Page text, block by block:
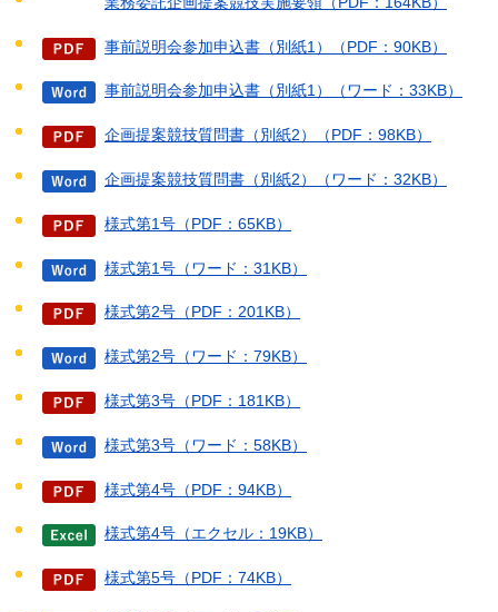
事前説明会参加申込書（別紙1）（PDF：90KB）
事前説明会参加申込書（別紙1）（ワード：33KB）
企画提案競技質問書（別紙2）（PDF：98KB）
企画提案競技質問書（別紙2）（ワード：32KB）
様式第1号（PDF：65KB）
様式第1号（ワード：31KB）
様式第2号（PDF：201KB）
様式第2号（ワード：79KB）
様式第3号（PDF：181KB）
様式第3号（ワード：58KB）
様式第4号（PDF：94KB）
様式第4号（エクセル：19KB）
様式第5号（PDF：74KB）